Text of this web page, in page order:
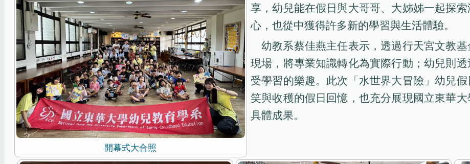
開幕式大合照
享，幼兒能在假日與大哥哥、大姊姊一起探
心，也從中獲得許多新的學習與生活體驗。
幼教系蔡佳燕主任表示，透過行天宮文教
現場，將專業知識轉化為實際行動；幼兒則
受學習的樂趣。此次「水世界大冒險」幼兒
笑與收穫的假日回憶，也充分展現國立東華
具體成果。